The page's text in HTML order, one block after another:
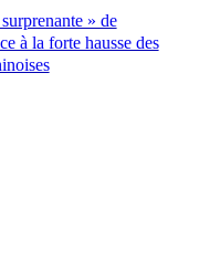
» de
à la forte hausse des